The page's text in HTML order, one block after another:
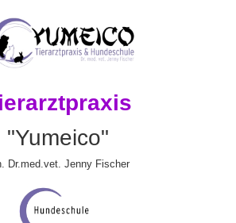
"Yumeico"
Dr.med.vet. Jenny Fischer